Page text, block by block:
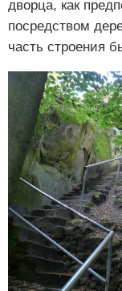
дворца, как
посредством
часть строения